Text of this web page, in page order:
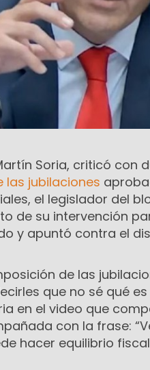
Soria, criticó con
las jubilaciones
el legislador del
de su intervención
y apuntó contra el
de las
que no sé qué
en el video que
con la frase:
hacer equilibrio